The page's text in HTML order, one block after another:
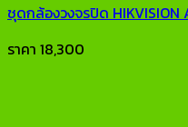
ชุดกล้องวงจรปิด
ราคา 18,300